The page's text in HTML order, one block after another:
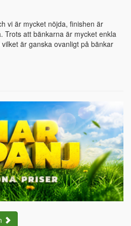
vi är mycket nöjda, finishen är
Trots att bänkarna är mycket enkla
är ganska ovanligt på bänkar